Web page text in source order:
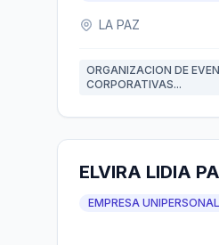
LA PAZ
ORGANIZACION DE
CORPORATIVAS...
ELVIRA LIDIA
EMPRESA UNIPERSONAL